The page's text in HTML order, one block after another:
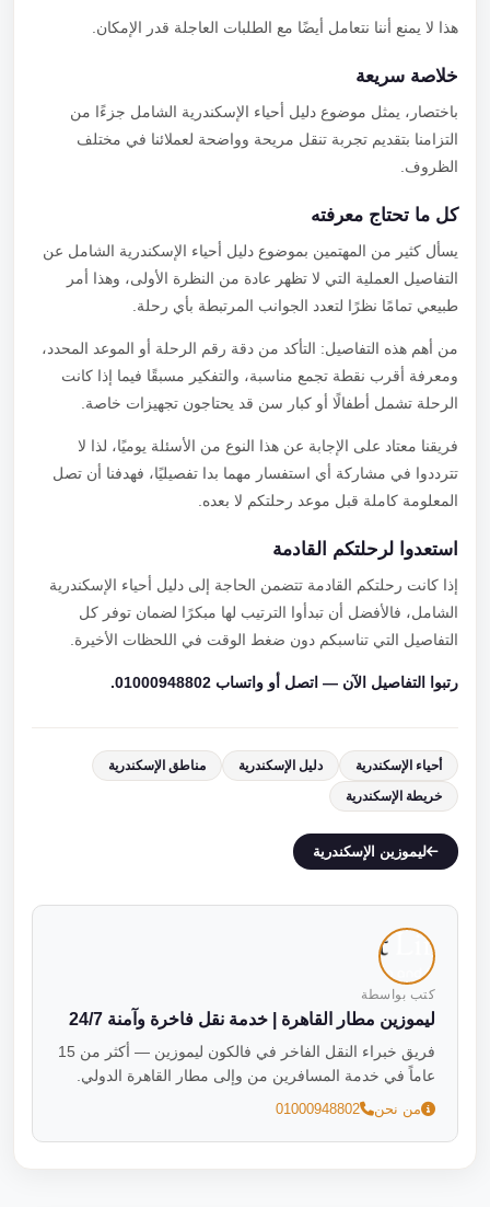
هذا لا يمنع أننا نتعامل أيضًا مع الطلبات العاجلة قدر الإمكان.
خلاصة سريعة
باختصار، يمثل موضوع دليل أحياء الإسكندرية الشامل جزءًا من
التزامنا بتقديم تجربة تنقل مريحة وواضحة لعملائنا في مختلف
الظروف.
كل ما تحتاج معرفته
يسأل كثير من المهتمين بموضوع دليل أحياء الإسكندرية الشامل عن
التفاصيل العملية التي لا تظهر عادة من النظرة الأولى، وهذا أمر
طبيعي تمامًا نظرًا لتعدد الجوانب المرتبطة بأي رحلة.
من أهم هذه التفاصيل: التأكد من دقة رقم الرحلة أو الموعد المحدد،
ومعرفة أقرب نقطة تجمع مناسبة، والتفكير مسبقًا فيما إذا كانت
الرحلة تشمل أطفالًا أو كبار سن قد يحتاجون تجهيزات خاصة.
فريقنا معتاد على الإجابة عن هذا النوع من الأسئلة يوميًا، لذا لا
تترددوا في مشاركة أي استفسار مهما بدا تفصيليًا، فهدفنا أن تصل
المعلومة كاملة قبل موعد رحلتكم لا بعده.
استعدوا لرحلتكم القادمة
إذا كانت رحلتكم القادمة تتضمن الحاجة إلى دليل أحياء الإسكندرية
الشامل، فالأفضل أن تبدأوا الترتيب لها مبكرًا لضمان توفر كل
التفاصيل التي تناسبكم دون ضغط الوقت في اللحظات الأخيرة.
رتبوا التفاصيل الآن — اتصل أو واتساب 01000948802.
أحياء الإسكندرية دليل الإسكندرية
مناطق الإسكندرية
خريطة الإسكندرية
ليموزين الإسكندرية
كتب بواسطة
ليموزين مطار القاهرة | خدمة نقل فاخرة وآمنة 24/7
فريق خبراء النقل الفاخر في فالكون ليموزين — أكثر من 15
عاماً في خدمة المسافرين من وإلى مطار القاهرة الدولي.
من نحن 01000948802